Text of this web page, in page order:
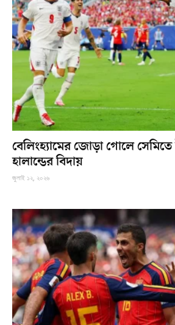
বেলিংহ্যামের জোড়া গোলে সেমিতে
হালান্ডের বিদায়
জুলাই ১২, ২০২৬